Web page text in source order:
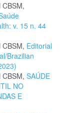
v. 15 n. 44
Editorial
Brazilian
SAÚDE
NO
E